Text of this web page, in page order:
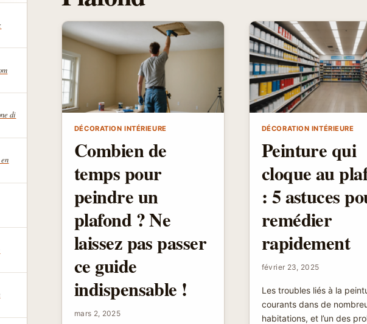
DÉCORATION INTÉRIEURE
Combien de
temps pour
peindre un
plafond ? Ne
laissez pas passer
ce guide
indispensable !
mars 2, 2025
DÉCORATION INTÉRIEURE
Peinture qui
cloque au
: 5 astuces
remédier
rapidement
février 23, 2025
Les troubles liés à la
courants dans de
habitations, et l’un des
di